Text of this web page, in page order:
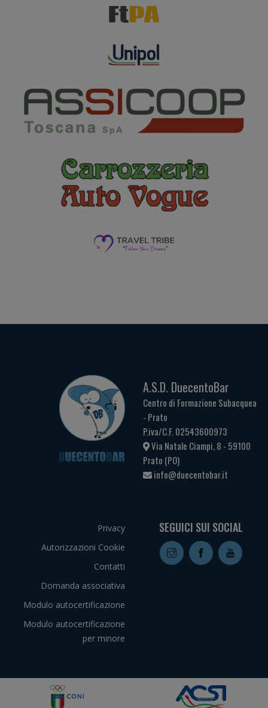
A.S.D. DuecentoBar
Centro di Formazione Subacquea
- Prato
P.iva/C.F. 02543600973
Via Natale Ciampi, 8 - 59100
Prato (PO)
info@duecentobar.it
Privacy
Autorizzazioni Cookie
Contatti
Domanda associativa
Modulo autocertificazione
Modulo autocertificazione
per minore
SEGUICI SUI SOCIAL